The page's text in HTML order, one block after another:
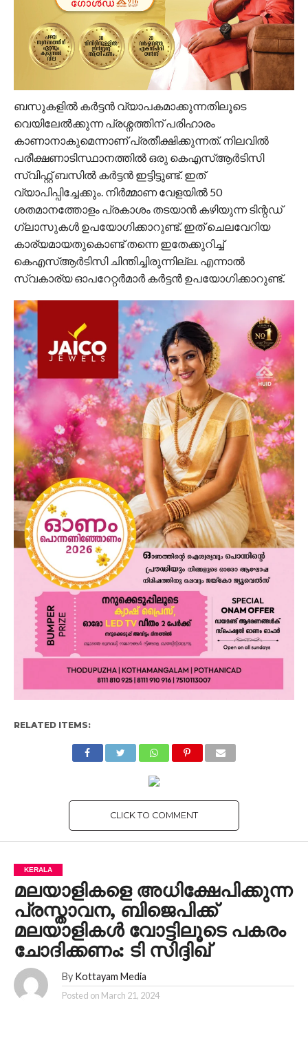
ബസുകളിൽ കർട്ടന്‍ വ്യാപകമാക്കുന്നതിലൂടെ
വെയിലേൽക്കുന്ന പ്രശ്നത്തിന് പരിഹാരം
കാണാനാകുമെന്നാണ് പ്രതീക്ഷിക്കുന്നത്. നിലവിൽ
പരീക്ഷണാടിസ്ഥാനത്തിൽ ഒരു കെഎസ്ആർടിസി
സ്വിഫ്റ്റ് ബസിൽ കർട്ടൻ ഇട്ടിട്ടുണ്ട്. ഇത്
വ്യാപിപ്പിച്ചേക്കും. നിർമ്മാണ വേളയിൽ 50
ശതമാനത്തോളം പ്രകാശം തടയാൻ കഴിയുന്ന ടിന്റഡ് ​
ഗ്ലാസുകൾ ഉപയോ​ഗിക്കാറുണ്ട്. ഇത് ചെലവേറിയ
കാര്യമായതുകൊണ്ട് തന്നെ ഇതേക്കുറിച്ച്
കെഎസ്ആർടിസി ചിന്തിച്ചിരുന്നില്ല. എന്നാൽ
സ്വകാര്യ ഓപറേറ്റർമാ‍ർ കർട്ടന്‍ ഉപയോ​ഗിക്കാറുണ്ട്.
RELATED ITEMS:
CLICK TO COMMENT
KERALA
മലയാളികളെ അധിക്ഷേപിക്കുന്ന
പ്രസ്താവന, ബിജെപിക്ക്
മലയാളികള്‍ വോട്ടിലൂടെ പകരം
ചോദിക്കണം: ടി സിദ്ദിഖ്
By Kottayam Media
Posted on March 21, 2024